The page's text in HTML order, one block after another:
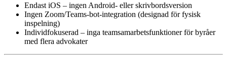
Endast iOS – ingen Android- eller skrivbordsversion
Ingen Zoom/Teams-bot-integration (designad för fysisk
inspelning)
Individfokuserad – inga teamsamarbetsfunktioner för byråer
med flera advokater